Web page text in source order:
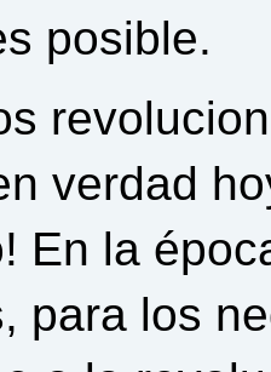
posible.
verdad
En la
para los